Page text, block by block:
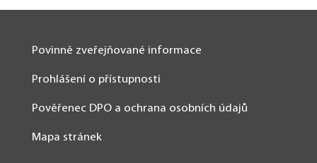
Povinně zveřejňované informace
Prohlášení o přístupnosti
Pověřenec DPO a ochrana osobních údajů
Mapa stránek